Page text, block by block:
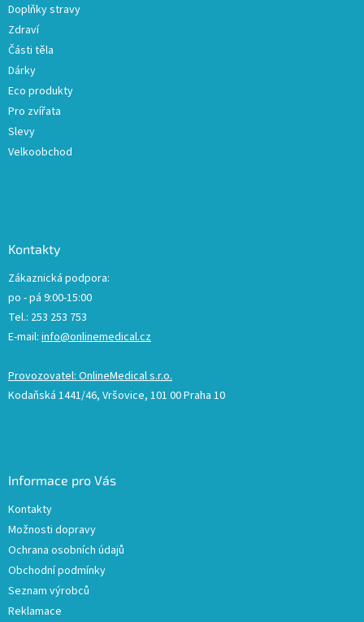
Doplňky stravy
Zdraví
Části těla
Dárky
Eco produkty
Pro zvířata
Slevy
Velkoobchod
Kontakty
Zákaznická podpora:
po - pá 9:00-15:00
Tel.: 253 253 753
E-mail: info@onlinemedical.cz
Provozovatel: OnlineMedical s.r.o.
Kodaňská 1441/46, Vršovice, 101 00 Praha 10
Informace pro Vás
Kontakty
Možnosti dopravy
Ochrana osobních údajů
Obchodní podmínky
Seznam výrobců
Reklamace